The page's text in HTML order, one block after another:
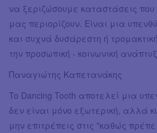
να ξεριζώσουμε καταστάσεις που
μας περιορίζουν. Είναι μια
και συχνά δυσάρεστη ή
την προσωπική - κοινωνική
Παναγιώτης Καπετανάκης
To Dancing Tooth αποτελεί μια
δεν είναι μόνο εξωτερική, αλλά
μην επιτρέπεις στις "καθώς